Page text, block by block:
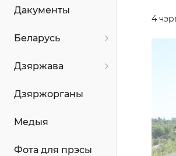
Дакументы
Беларусь
Дзяржава
Дзяржорганы
Медыя
Фота для прэсы
4